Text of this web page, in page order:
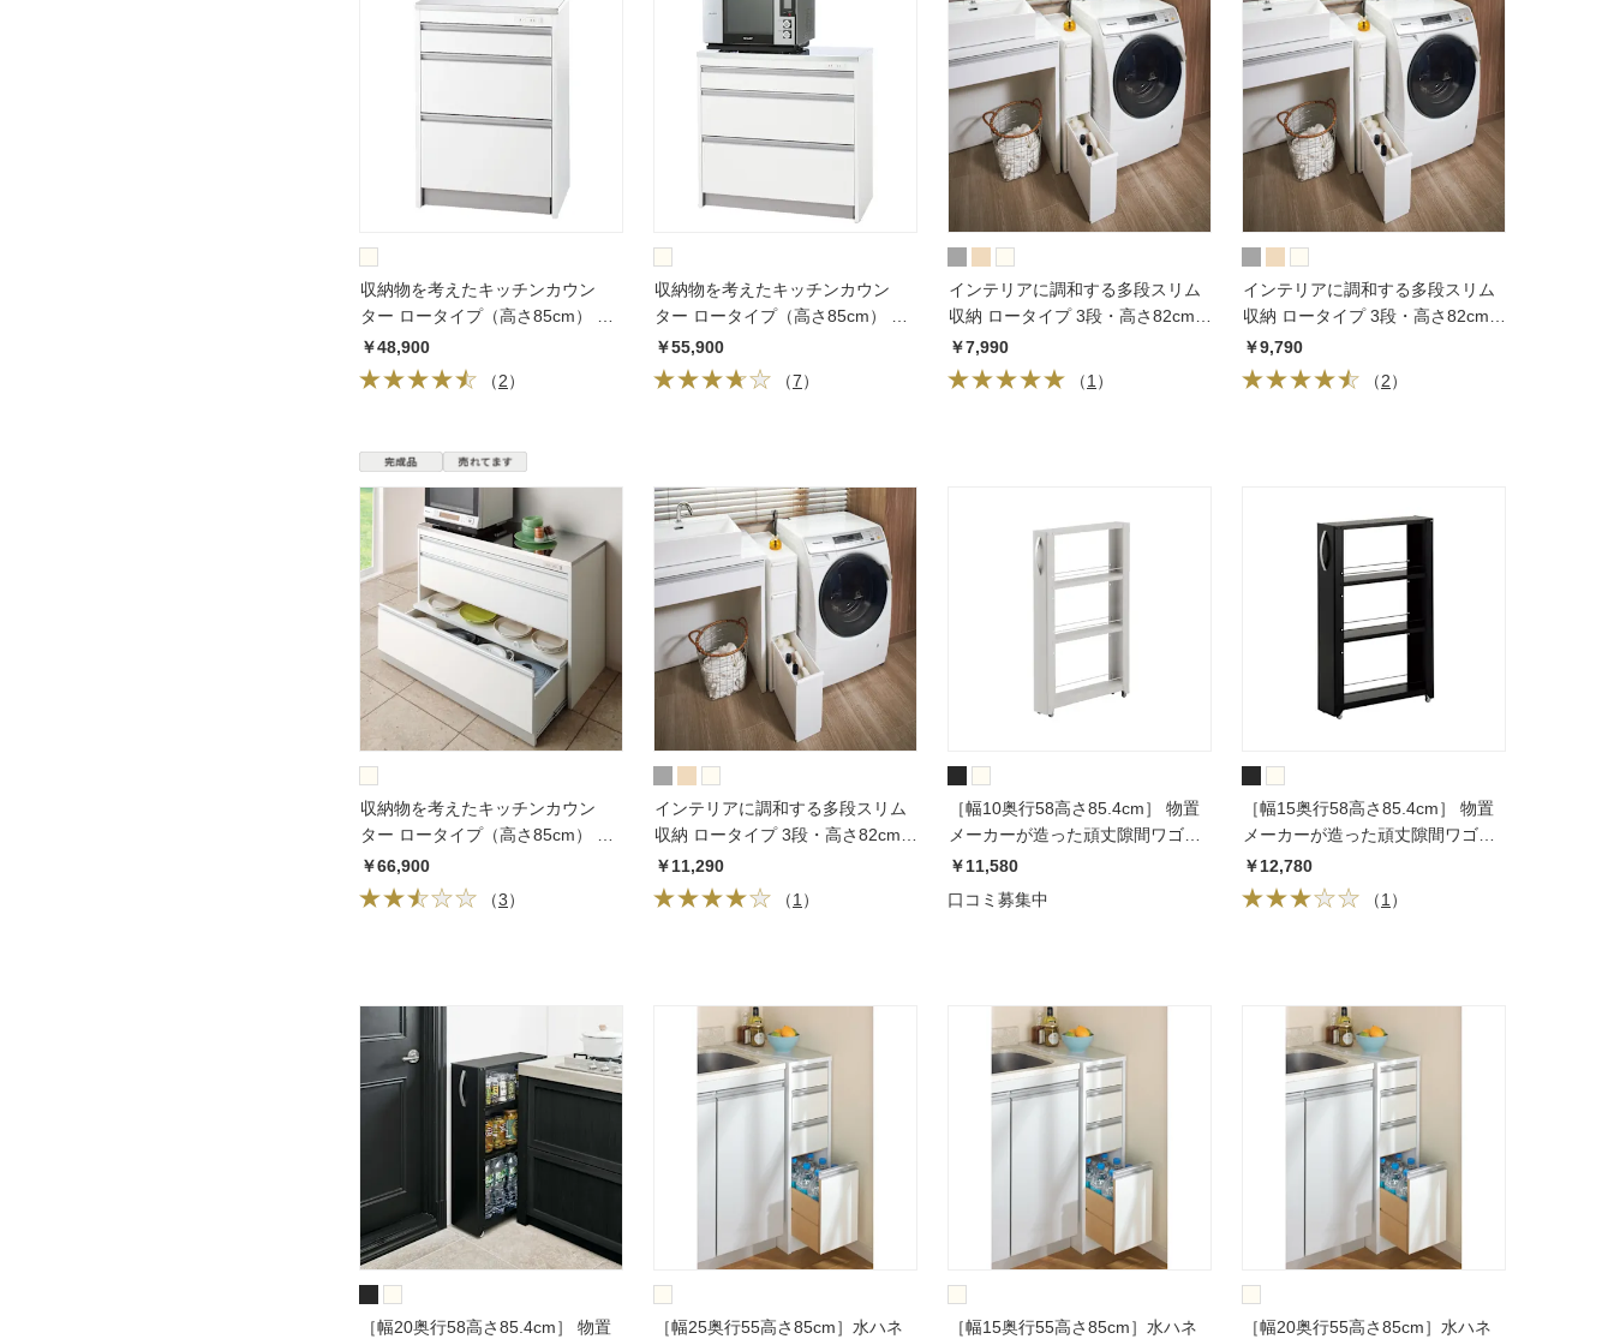
収納物を考えたキッチンカウン
ター ロータイプ（高さ85cm） 幅
59.5cm
￥48,900
（2）
収納物を考えたキッチンカウン
ター ロータイプ（高さ85cm） 幅
88.5cm
￥55,900
（7）
インテリアに調和する多段スリム
収納 ロータイプ 3段・高さ82cm
幅14cm
￥7,990
（1 ）
インテリアに調和する多段スリム
収納 ロータイプ 3段・高さ82cm
幅17cm
￥9,790
（2）
収納物を考えたキッチンカウン
ター ロータイプ（高さ85cm） 幅
117.5cm
￥66,900
（3）
インテリアに調和する多段スリム
収納 ロータイプ 3段・高さ82cm
幅25.5cm
￥11,290
（1 ）
［幅10奥行58高さ85.4cm］ 物置
メーカーが造った頑丈隙間ワゴン
ロータイプ
￥11,580
口コミ募集中
［幅15奥行58高さ85.4cm］ 物置
メーカーが造った頑丈隙間ワゴン
ロータイプ
￥12,780
（1 ）
［幅20奥行58高さ85.4cm］ 物置 ［幅25奥行55高さ85cm］水ハネ ［幅15奥行55高さ85cm］水ハネ ［幅20奥行55高さ85cm］水ハネ